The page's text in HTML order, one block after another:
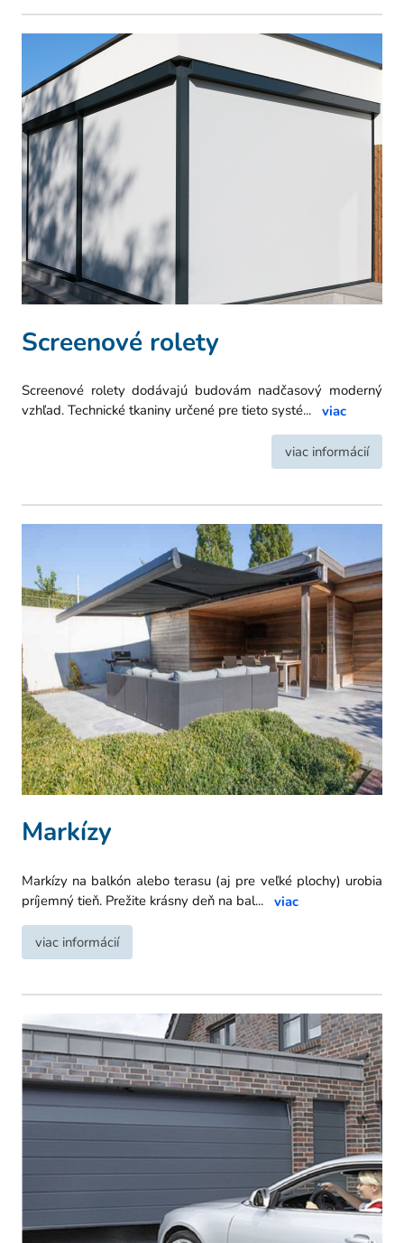
Screenové rolety
Screenové rolety dodávajú budovám nadčasový moderný
vzhľad. Technické tkaniny určené pre tieto systé... viac
viac informácií
Markízy
Markízy na balkón alebo terasu (aj pre veľké plochy) urobia
príjemný tieň. Prežite krásny deň na bal... viac
viac informácií